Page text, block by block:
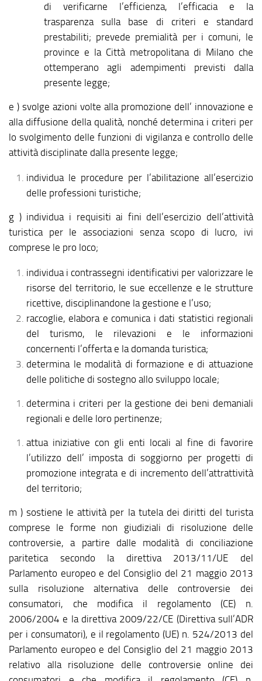
di verificarne l’efficienza, l’efficacia e la
trasparenza sulla base di criteri e standard
prestabiliti; prevede premialità per i comuni, le
province e la Città metropolitana di Milano che
ottemperano agli adempimenti previsti dalla
presente legge;
e ) svolge azioni volte alla promozione dell’ innovazione e
alla diffusione della qualità, nonché determina i criteri per
lo svolgimento delle funzioni di vigilanza e controllo delle
attività disciplinate dalla presente legge;
individua le procedure per l’abilitazione all’esercizio
delle professioni turistiche;
g ) individua i requisiti ai fini dell’esercizio dell’attività
turistica per le associazioni senza scopo di lucro, ivi
comprese le pro loco;
individua i contrassegni identificativi per valorizzare le
risorse del territorio, le sue eccellenze e le strutture
ricettive, disciplinandone la gestione e l’uso;
raccoglie, elabora e comunica i dati statistici regionali
del turismo, le rilevazioni e le informazioni
concernenti l’offerta e la domanda turistica;
determina le modalità di formazione e di attuazione
delle politiche di sostegno allo sviluppo locale;
determina i criteri per la gestione dei beni demaniali
regionali e delle loro pertinenze;
attua iniziative con gli enti locali al fine di favorire
l’utilizzo dell’ imposta di soggiorno per progetti di
promozione integrata e di incremento dell’attrattività
del territorio;
m ) sostiene le attività per la tutela dei diritti del turista
comprese le forme non giudiziali di risoluzione delle
controversie, a partire dalle modalità di conciliazione
paritetica secondo la direttiva 2013/11/UE del
Parlamento europeo e del Consiglio del 21 maggio 2013
sulla risoluzione alternativa delle controversie dei
consumatori, che modifica il regolamento (CE) n.
2006/2004 e la direttiva 2009/22/CE (Direttiva sull’ADR
per i consumatori), e il regolamento (UE) n. 524/2013 del
Parlamento europeo e del Consiglio del 21 maggio 2013
relativo alla risoluzione delle controversie online dei